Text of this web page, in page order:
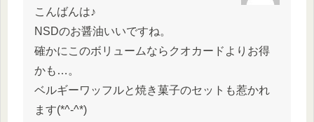
こんばんは♪
NSDのお醤油いいですね。
確かにこのボリュームならクオカードよりお得
かも…。
ベルギーワッフルと焼き菓子のセットも惹かれ
ます(*^-^*)